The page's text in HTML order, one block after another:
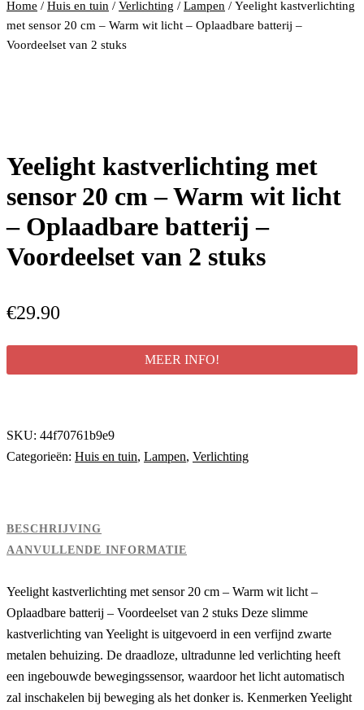
Home / Huis en tuin / Verlichting / Lampen / Yeelight kastverlichting
met sensor 20 cm – Warm wit licht – Oplaadbare batterij –
Voordeelset van 2 stuks
Yeelight kastverlichting met
sensor 20 cm – Warm wit licht
– Oplaadbare batterij –
Voordeelset van 2 stuks
€29.90
MEER INFO!
SKU: 44f70761b9e9
Categorieën: Huis en tuin, Lampen, Verlichting
BESCHRIJVING
AANVULLENDE INFORMATIE
Yeelight kastverlichting met sensor 20 cm – Warm wit licht –
Oplaadbare batterij – Voordeelset van 2 stuks Deze slimme
kastverlichting van Yeelight is uitgevoerd in een verfijnd zwarte
metalen behuizing. De draadloze, ultradunne led verlichting heeft
een ingebouwde bewegingssensor, waardoor het licht automatisch
zal inschakelen bij beweging als het donker is. Kenmerken Yeelight